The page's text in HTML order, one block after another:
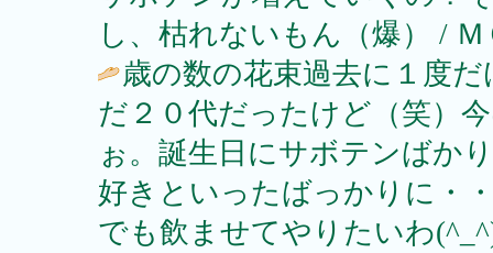
し、枯れないもん（爆） /
歳の数の花束過去に１度
だ２０代だったけど（笑）
ぉ。誕生日にサボテンばか
好きといったばっかりに・
でも飲ませてやりたいわ